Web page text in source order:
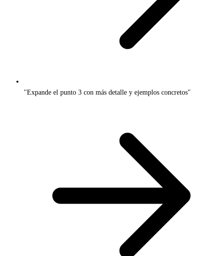
"Expande el punto 3 con más detalle y ejemplos concretos"